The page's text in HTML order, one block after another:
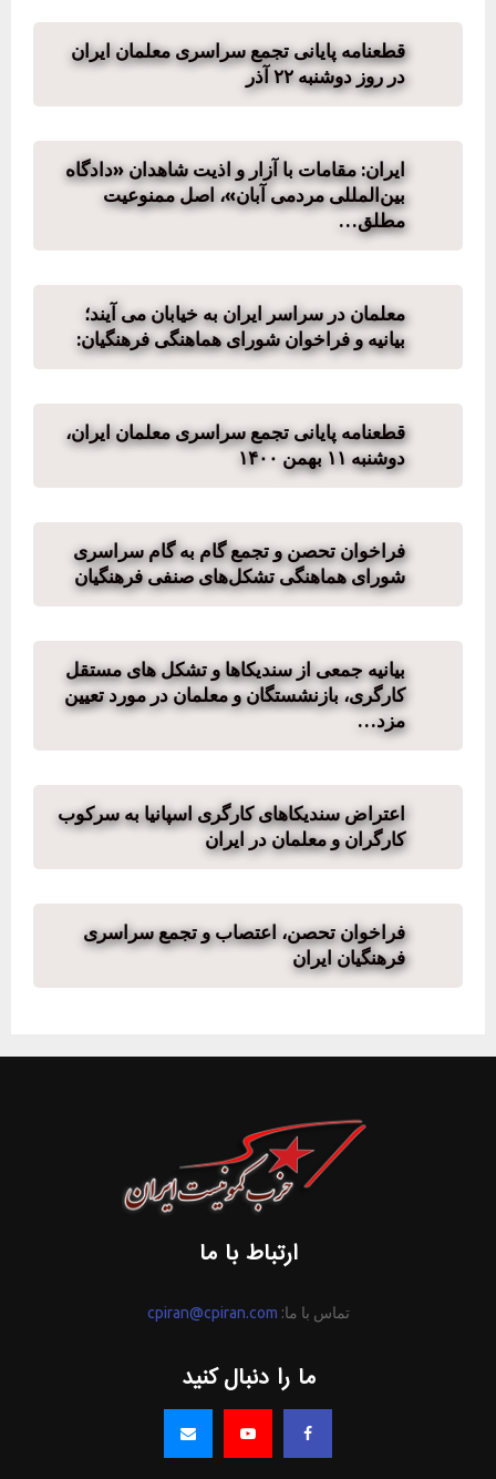
قطعنامه پایانی تجمع سراسری معلمان ایران
در روز دوشنبه ۲۲ آذر
ایران: مقامات با آزار و اذیت شاهدان «دادگاه
بین‌المللی مردمی آبان»، اصل ممنوعیت
مطلق…
معلمان در سراسر ایران به خیابان می آیند؛
بیانیه و فراخوان شورای هماهنگی فرهنگیان:
قطعنامه پایانی تجمع سراسری معلمان ایران،
دوشنبه ۱۱ بهمن ۱۴۰۰
فراخوان تحصن و تجمع گام به گام سراسری
شورای هماهنگی تشکل‌های صنفی فرهنگیان
بیانیه جمعی از سندیکاها و تشکل های مستقل
کارگری، بازنشستگان و معلمان در مورد تعیین
مزد…
اعتراض سندیکاهای کارگری اسپانیا به سرکوب
کارگران و معلمان در ایران
فراخوان تحصن، اعتصاب و تجمع سراسری
فرهنگیان ایران
ارتباط با ما
تماس با ما: cpiran@cpiran.com
ما را دنبال کنید